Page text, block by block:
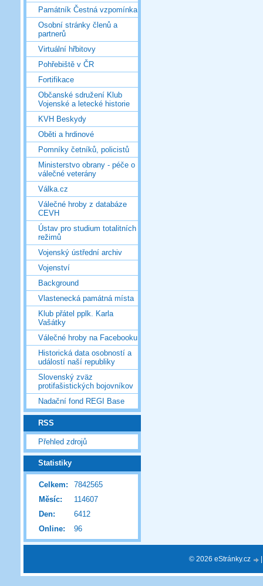
Památník Čestná vzpomínka
Osobní stránky členů a
partnerů
Virtuální hřbitovy
Pohřebiště v ČR
Fortifikace
Občanské sdružení Klub
Vojenské a letecké historie
KVH Beskydy
Oběti a hrdinové
Pomníky četníků, policistů
Ministerstvo obrany - péče o
válečné veterány
Válka.cz
Válečné hroby z databáze
CEVH
Ústav pro studium totalitních
režimů
Vojenský ústřední archiv
Vojenství
Background
Vlastenecká památná místa
Klub přátel pplk. Karla
Vašátky
Válečné hroby na Facebooku
Historická data osobností a
událostí naší republiky
Slovenský zväz
protifašistických bojovníkov
Nadační fond REGI Base
RSS
Přehled zdrojů
Statistiky
Online: 96
Celkem:
7842565
Měsíc:
114607
Den:
6412
© 2026 eStránky.cz